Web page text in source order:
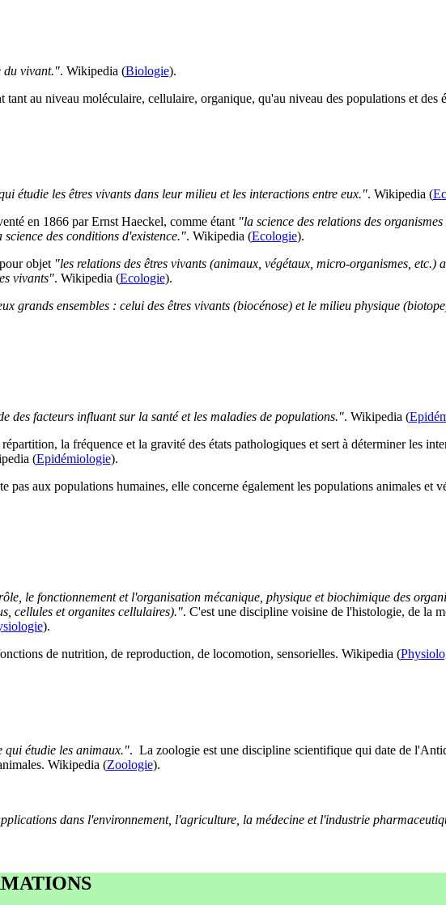
du vivant.". Wikipedia (Biologie).
au niveau moléculaire, cellulaire, organique, qu'au niveau des populations et des
étudie les êtres vivants dans leur milieu et les interactions entre eux.". Wikipedia (
en 1866 par Ernst Haeckel, comme étant "la science des relations des
des conditions d'existence.". Wikipedia (Ecologie).
objet "les relations des êtres vivants (animaux, végétaux, micro-organismes, etc.)
vivants". Wikipedia (Ecologie).
grands ensembles : celui des êtres vivants (biocénose) et le milieu physique
des facteurs influant sur la santé et les maladies de populations.". Wikipedia (
la fréquence et la gravité des états pathologiques et sert à déterminer les
(Epidémiologie).
pas aux populations humaines, elle concerne également les populations animales et
le fonctionnement et l'organisation mécanique, physique et biochimique des
cellules et organites cellulaires).". C'est une discipline voisine de l'histologie, de la
).
de nutrition, de reproduction, de locomotion, sensorielles. Wikipedia (
qui étudie les animaux.". La zoologie est une discipline scientifique qui date de
Wikipedia (Zoologie).
dans l'environnement, l'agriculture, la médecine et l'industrie